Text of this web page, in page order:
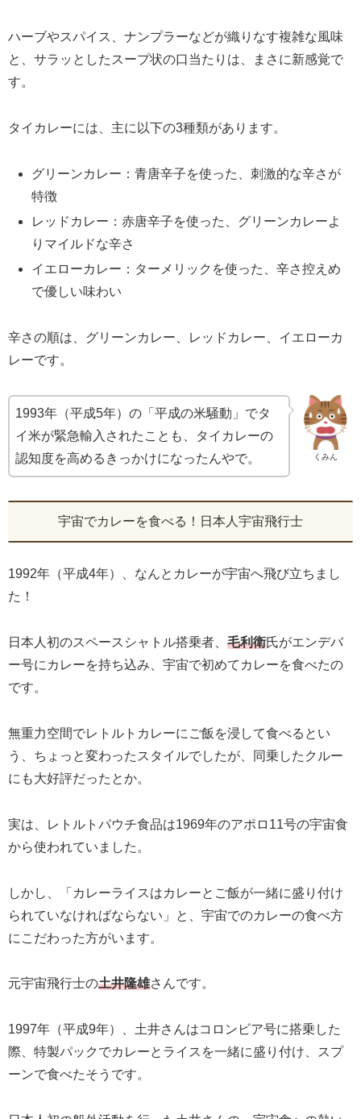
ハーブやスパイス、ナンプラーなどが織りなす複雑な風味
と、サラッとしたスープ状の口当たりは、まさに新感覚で
す。
タイカレーには、主に以下の3種類があります。
グリーンカレー：青唐辛子を使った、刺激的な辛さが
特徴
レッドカレー：赤唐辛子を使った、グリーンカレーよ
りマイルドな辛さ
イエローカレー：ターメリックを使った、辛さ控えめ
で優しい味わい
辛さの順は、グリーンカレー、レッドカレー、イエローカ
レーです。
くみん
1993年（平成5年）の「平成の米騒動」でタ
イ米が緊急輸入されたことも、タイカレーの
認知度を高めるきっかけになったんやで。
宇宙でカレーを食べる！日本人宇宙飛行士
1992年（平成4年）、なんとカレーが宇宙へ飛び立ちまし
た！
日本人初のスペースシャトル搭乗者、 毛利衛氏がエンデバ
ー号にカレーを持ち込み、宇宙で初めてカレーを食べたの
です。
無重力空間でレトルトカレーにご飯を浸して食べるとい
う、ちょっと変わったスタイルでしたが、同乗したクルー
にも大好評だったとか。
実は、レトルトパウチ食品は1969年のアポロ11号の宇宙食
から使われていました。
しかし、「カレーライスはカレーとご飯が一緒に盛り付け
られていなければならない」と、宇宙でのカレーの食べ方
にこだわった方がいます。
元宇宙飛行士の土井隆雄さんです。
1997年（平成9年）、土井さんはコロンビア号に搭乗した
際、特製パックでカレーとライスを一緒に盛り付け、スプ
ーンで食べたそうです。